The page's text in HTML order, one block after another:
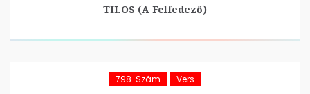
TILOS (A Felfedező)
798. Szám Vers